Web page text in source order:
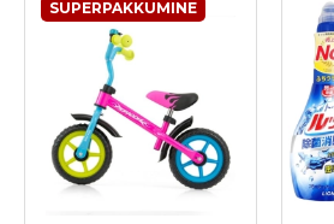
SUPERPAKKUMINE